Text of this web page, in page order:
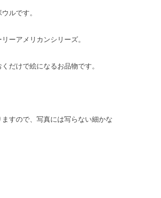
ルです。
ーアメリカンシリーズ。
だけで絵になるお品物です。
すので、写真には写らない細かな